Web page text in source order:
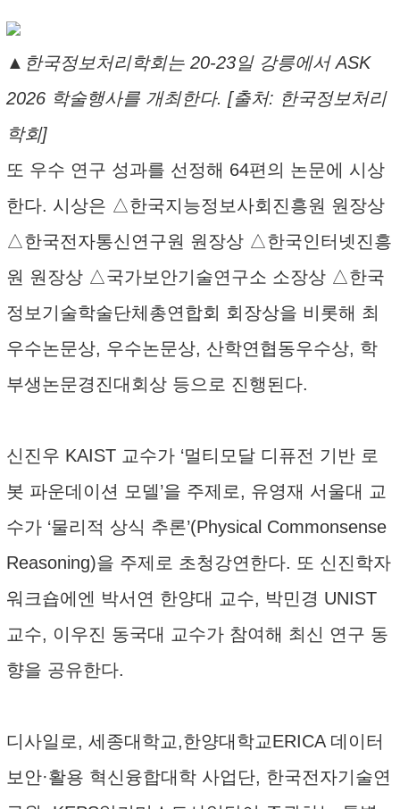
▲한국정보처리학회는 20-23일 강릉에서 ASK
2026 학술행사를 개최한다. [출처: 한국정보처리
학회]
또 우수 연구 성과를 선정해 64편의 논문에 시상
한다. 시상은 △한국지능정보사회진흥원 원장상
△한국전자통신연구원 원장상 △한국인터넷진흥
원 원장상 △국가보안기술연구소 소장상 △한국
정보기술학술단체총연합회 회장상을 비롯해 최
우수논문상, 우수논문상, 산학연협동우수상, 학
부생논문경진대회상 등으로 진행된다.
신진우 KAIST 교수가 ‘멀티모달 디퓨전 기반 로
봇 파운데이션 모델’을 주제로, 유영재 서울대 교
수가 ‘물리적 상식 추론’(Physical Commonsense
Reasoning)을 주제로 초청강연한다. 또 신진학자
워크숍에엔 박서연 한양대 교수, 박민경 UNIST
교수, 이우진 동국대 교수가 참여해 최신 연구 동
향을 공유한다.
디사일로, 세종대학교,한양대학교ERICA 데이터
보안·활용 혁신융합대학 사업단, 한국전자기술연